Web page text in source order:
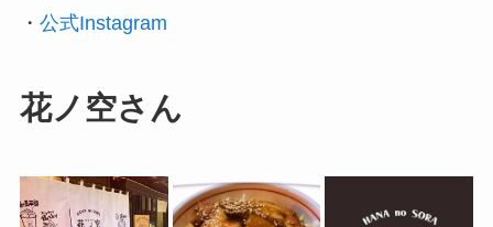
・ 公式Instagram
花ノ空さん